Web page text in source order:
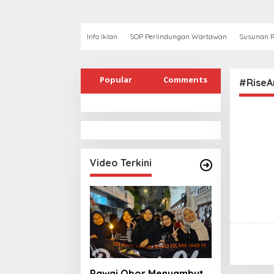
Info Iklan SOP Perlindungan Wartawan Susunan
Popular Comments
Video Terkini